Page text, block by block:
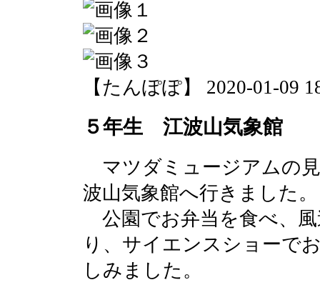
【たんぽぽ】 2020-01-09
５年生 江波山気象館
マツダミュージアムの
波山気象館へ行きました。
公園でお弁当を食べ、
り、サイエンスショーで
しみました。